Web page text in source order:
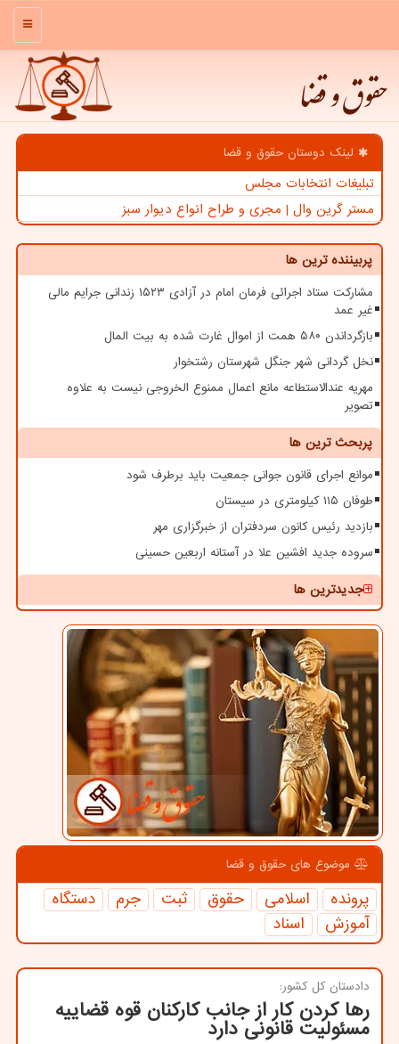
منو
حقوق و قضا
لینک دوستان حقوق و قضا
تبلیغات انتخابات مجلس
مستر گرین وال | مجری و طراح انواع دیوار سبز
پربیننده ترین ها
مشارکت ستاد اجرائی فرمان امام در آزادی ۱۵۲۳ زندانی جرایم مالی
غیر عمد
بازگرداندن ۵۸۰ همت از اموال غارت شده به بیت المال
نخل گردانی شهر جنگل شهرستان رشتخوار
مهریه عندالاستطاعه مانع اعمال ممنوع الخروجی نیست به علاوه
تصویر
پربحث ترین ها
موانع اجرای قانون جوانی جمعیت باید برطرف شود
طوفان ۱۱۵ کیلومتری در سیستان
بازدید رئیس کانون سردفتران از خبرگزاری مهر
سروده جدید افشین علا در آستانه اربعین حسینی
جدیدترین ها
موضوع های حقوق و قضا
پرونده اسلامی حقوق ثبت جرم
دستگاه
آموزش
اسناد
دادستان كل كشور:
رها کردن کار از جانب کارکنان قوه قضاییه
مسئولیت قانونی دارد